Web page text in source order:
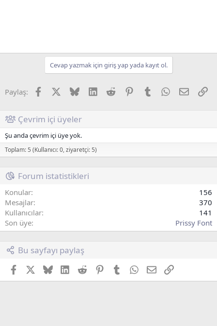
Cevap yazmak için giriş yap yada kayıt ol.
Paylaş: FacebookX (Twitter)
BlueskyLinkedInReddit PinterestTumblr WhatsApp
E-posta
Çevrim içi üyeler
Şu anda çevrim içi üye yok.
Toplam: 5 (Kullanıcı: 0, ziyaretçi: 5)
Forum istatistikleri
Konular
156
Mesajlar
370
Kullanıcılar
141
Son üye
Prissy Font
Bu sayfayı paylaş
FacebookX (Twitter)
BlueskyLinkedInReddit PinterestTumblr WhatsApp
E-postaLink